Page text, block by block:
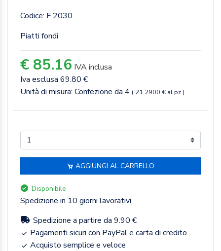
Codice: F 2030
Piatti fondi
€ 85.16 IVA inclusa
Iva esclusa 69.80 €
Unità di misura: Confezione da 4 ( 21.2900 € al pz )
AGGIUNGI AL CARRELLO
Disponibile
Spedizione in 10 giorni lavorativi
Spedizione a partire da 9.90 €
Pagamenti sicuri con PayPal e carta di credito
Acquisto semplice e veloce